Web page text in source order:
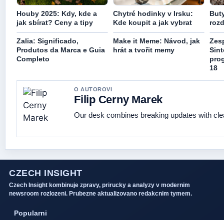
Houby 2025: Kdy, kde a
jak sbírat? Ceny a tipy
Chytré hodinky v Irsku:
Kde koupit a jak vybrat
Zalia: Significado,
Produtos da Marca e Guia
Completo
Make it Meme: Návod, jak
hrát a tvořit memy
18
O AUTOROVI
Filip Cerny Marek
Our desk combines breaking updates with
CZECH INSIGHT
Czech Insight kombinuje zpravy, prirucky a analyzy v modernim
newsroom rozlozeni. Prubezne aktualizovano redakcnim tymem.
Popularni